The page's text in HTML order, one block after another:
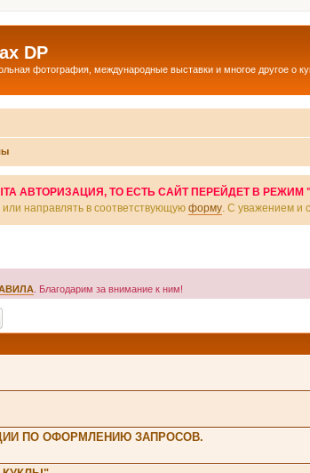
DP
фотография, международные выставки и многое другое
АВТОРИЗАЦИЯ, ТО ЕСТЬ САЙТ ПЕРЕЙДЕТ В РЕЖИМ
направлять в соответствующую форму . С уважением и
. Благодарим за внимание к ним!
ПО ОФОРМЛЕНИЮ ЗАПРОСОВ.